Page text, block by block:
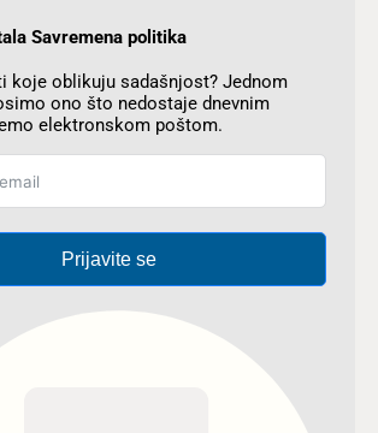
Savremena politika
koje oblikuju sadašnjost? Jednom
ono što nedostaje dnevnim
elektronskom poštom.
Prijavite se